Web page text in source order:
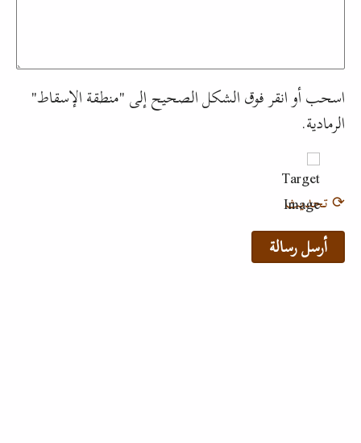
اسحب أو انقر فوق الشكل الصحيح إلى "منطقة الإسقاط"
الرمادية.
⟳ تحديث